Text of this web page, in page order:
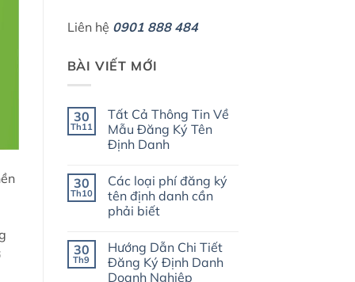
Liên hệ 0901 888 484
BÀI VIẾT MỚI
30
Th11
Tất Cả Thông Tin Về
Mẫu Đăng Ký Tên
Định Danh
bình
luận
ở
Tất
Cả
Tin
Về
Mẫu
Đăng
30
Th10
Các loại phí đăng ký
tên định danh cần
phải biết
bình
luận
ở
Các
30
Th9
Hướng Dẫn Chi Tiết
Đăng Ký Định Danh
Doanh Nghiệp